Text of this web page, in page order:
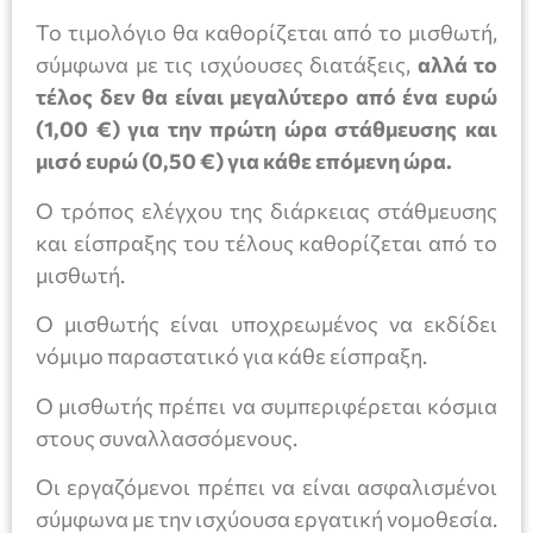
Το τιμολόγιο θα καθορίζεται από το μισθωτή,
σύμφωνα με τις ισχύουσες διατάξεις, αλλά το
τέλος δεν θα είναι μεγαλύτερο από ένα ευρώ
(1,00 €) για την πρώτη ώρα στάθμευσης και
μισό ευρώ (0,50 €) για κάθε επόμενη ώρα.
Ο τρόπος ελέγχου της διάρκειας στάθμευσης
και είσπραξης του τέλους καθορίζεται από το
μισθωτή.
Ο μισθωτής είναι υποχρεωμένος να εκδίδει
νόμιμο παραστατικό για κάθε είσπραξη.
Ο μισθωτής πρέπει να συμπεριφέρεται κόσμια
στους συναλλασσόμενους.
Οι εργαζόμενοι πρέπει να είναι ασφαλισμένοι
σύμφωνα με την ισχύουσα εργατική νομοθεσία.